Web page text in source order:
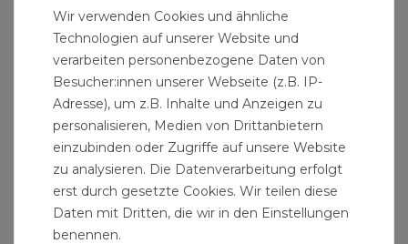
ADB Werkzeugkofferset mit 6-fach Einteiler
Wir verwenden Cookies und ähnliche
Technologien auf unserer Website und
verarbeiten personenbezogene Daten von
Besucher:innen unserer Webseite (z.B. IP-
Adresse), um z.B. Inhalte und Anzeigen zu
personalisieren, Medien von Drittanbietern
einzubinden oder Zugriffe auf unsere Website
zu analysieren. Die Datenverarbeitung erfolgt
erst durch gesetzte Cookies. Wir teilen diese
Daten mit Dritten, die wir in den Einstellungen
benennen.